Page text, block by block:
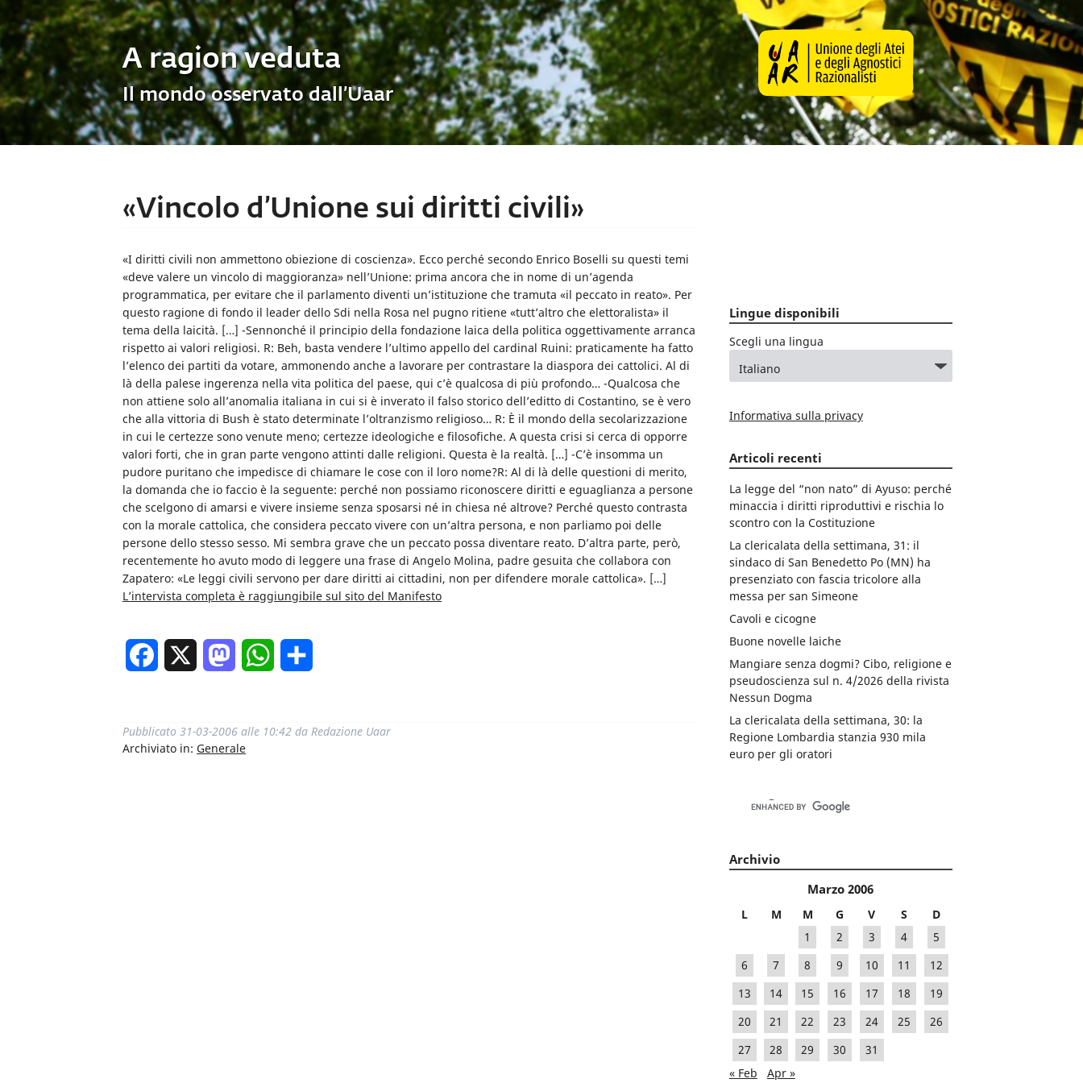
A ragion veduta
Il mondo osservato dall’Uaar
«Vincolo d’Unione sui diritti civili»
«I diritti civili non ammettono obiezione di coscienza». Ecco perché secondo Enrico Boselli su questi temi
«deve valere un vincolo di maggioranza» nell’Unione: prima ancora che in nome di un’agenda
programmatica, per evitare che il parlamento diventi un’istituzione che tramuta «il peccato in reato». Per
questo ragione di fondo il leader dello Sdi nella Rosa nel pugno ritiene «tutt’altro che elettoralista» il
tema della laicità. […] -Sennonché il principio della fondazione laica della politica oggettivamente arranca
rispetto ai valori religiosi. R: Beh, basta vendere l’ultimo appello del cardinal Ruini: praticamente ha fatto
l’elenco dei partiti da votare, ammonendo anche a lavorare per contrastare la diaspora dei cattolici. Al di
là della palese ingerenza nella vita politica del paese, qui c’è qualcosa di più profondo… -Qualcosa che
non attiene solo all’anomalia italiana in cui si è inverato il falso storico dell’editto di Costantino, se è vero
che alla vittoria di Bush è stato determinate l’oltranzismo religioso… R: È il mondo della secolarizzazione
in cui le certezze sono venute meno; certezze ideologiche e filosofiche. A questa crisi si cerca di opporre
valori forti, che in gran parte vengono attinti dalle religioni. Questa è la realtà. […] -C’è insomma un
pudore puritano che impedisce di chiamare le cose con il loro nome?R: Al di là delle questioni di merito,
la domanda che io faccio è la seguente: perché non possiamo riconoscere diritti e eguaglianza a persone
che scelgono di amarsi e vivere insieme senza sposarsi né in chiesa né altrove? Perché questo contrasta
con la morale cattolica, che considera peccato vivere con un’altra persona, e non parliamo poi delle
persone dello stesso sesso. Mi sembra grave che un peccato possa diventare reato. D’altra parte, però,
recentemente ho avuto modo di leggere una frase di Angelo Molina, padre gesuita che collabora con
Zapatero: «Le leggi civili servono per dare diritti ai cittadini, non per difendere morale cattolica». […]
L’intervista completa è raggiungibile sul sito del Manifesto
Facebook MastodonWhatsApp
Pubblicato 31-03-2006 alle 10:42 da Redazione Uaar
Archiviato in: Generale
Lingue disponibili
Scegli una lingua
Informativa sulla privacy
Articoli recenti
La legge del “non nato” di Ayuso: perché
minaccia i diritti riproduttivi e rischia lo
scontro con la Costituzione
La clericalata della settimana, 31: il
sindaco di San Benedetto Po (MN) ha
presenziato con fascia tricolore alla
messa per san Simeone
Cavoli e cicogne
Buone novelle laiche
Mangiare senza dogmi? Cibo, religione e
pseudoscienza sul n. 4/2026 della rivista
Nessun Dogma
La clericalata della settimana, 30: la
Regione Lombardia stanzia 930 mila
euro per gli oratori
Archivio
Marzo 2006
L M M G V S
D
1
2 3 4
5
6
7 8 9 10 11
12
13
14 15 16 17 18
19
20
21 22 23 24 25
26
27
28 29 30
31
« Feb
Apr »